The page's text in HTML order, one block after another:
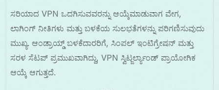
ಸರಿಯಾದ VPN ಒದಗಿಸುವವರನ್ನು ಆಯ್ಕೆಮಾಡುವಾಗ ವೇಗ,
ಲಾಗಿಂಗ್ ನೀತಿಗಳು ಮತ್ತು ಬಳಕೆಯ ಸುಲಭತೆಗಳನ್ನು ಪರಿಗಣಿಸುವುದು
ಮುಖ್ಯ. ಆಂಡ್ರಾಯ್ಡ್ ಬಳಕೆದಾರರಿಗೆ, ಸಿಂಪಲ್ ಇಂಟಿಗ್ರೇಷನ್ ಮತ್ತು
ಸರಳ ಸೆಟಪ್ ಪ್ರಮುಖವಾಗಿದ್ದು, VPN ಸ್ವಿಟ್ಜರ್ಲ್ಯಾಂಡ್ ಪ್ರಾಯೋಗಿಕ
ಆಯ್ಕೆ ಆಗುತ್ತದೆ.